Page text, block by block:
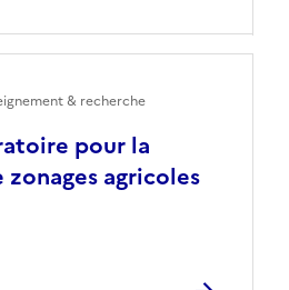
pour la
agricoles
& recherche